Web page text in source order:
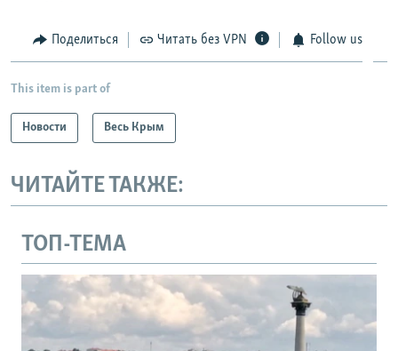
Поделиться Читать без VPN Follow us
This item is part of
Новости Весь Крым
ЧИТАЙТЕ ТАКЖЕ:
ТОП-ТЕМА